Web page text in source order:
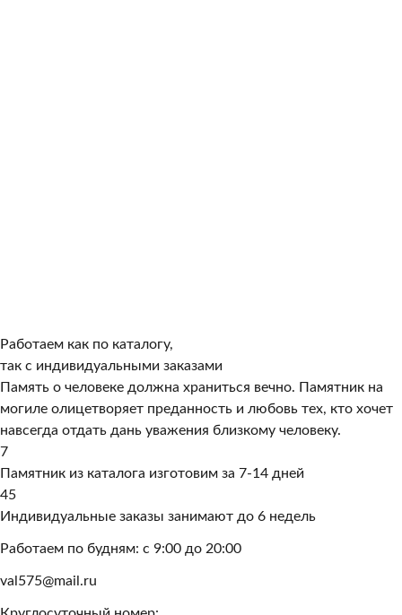
Работаем как по каталогу,
так с индивидуальными заказами
Память о человеке должна храниться вечно. Памятник на
могиле олицетворяет преданность и любовь тех, кто хочет
навсегда отдать дань уважения близкому человеку.
7
Памятник из каталога изготовим за 7-14 дней
45
Индивидуальные заказы занимают до 6 недель
Работаем по будням: с 9:00 до 20:00
val575@mail.ru